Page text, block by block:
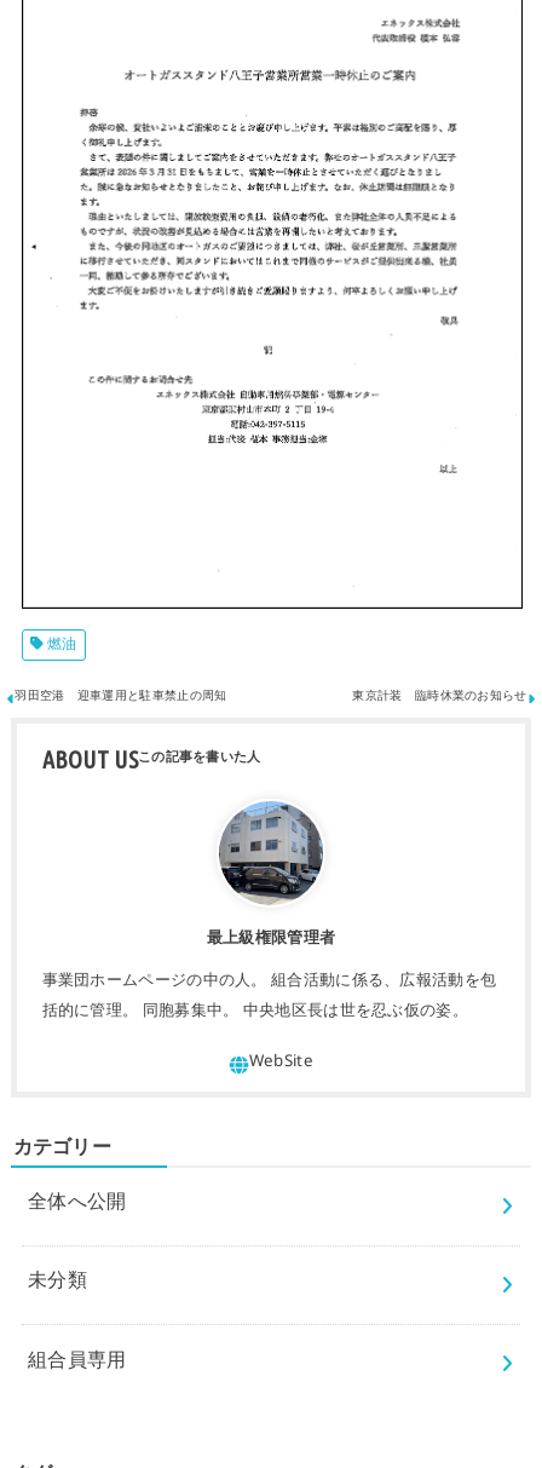
燃油
羽田空港 迎車運用と駐車禁止の周知 東京計装 臨時休業のお知らせ
ABOUT US
最上級権限管理者
事業団ホームページの中の人。 組合活動に係る、広報活動を包
括的に管理。 同胞募集中。 中央地区長は世を忍ぶ仮の姿。
カテゴリー
全体へ公開
未分類
組合員専用